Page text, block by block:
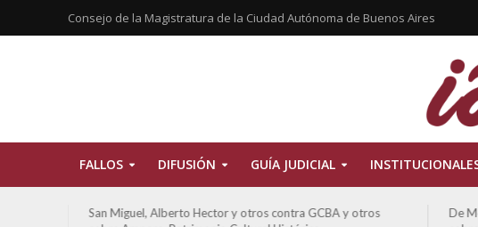
Consejo de la Magistratura de la Ciudad Autónoma de Buenos Aires
FALLOS DIFUSIÓN GUÍA JUDICIAL
San Miguel, Alberto Hector y otros contra GCBA y otros
De